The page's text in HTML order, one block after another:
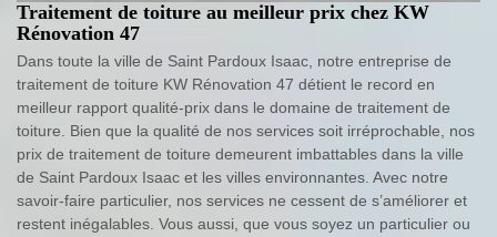
Traitement de toiture au meilleur prix chez KW
Rénovation 47
Dans toute la ville de Saint Pardoux Isaac, notre entreprise de
traitement de toiture KW Rénovation 47 détient le record en
meilleur rapport qualité-prix dans le domaine de traitement de
toiture. Bien que la qualité de nos services soit irréprochable, nos
prix de traitement de toiture demeurent imbattables dans la ville
de Saint Pardoux Isaac et les villes environnantes. Avec notre
savoir-faire particulier, nos services ne cessent de s’améliorer et
restent inégalables. Vous aussi, que vous soyez un particulier ou